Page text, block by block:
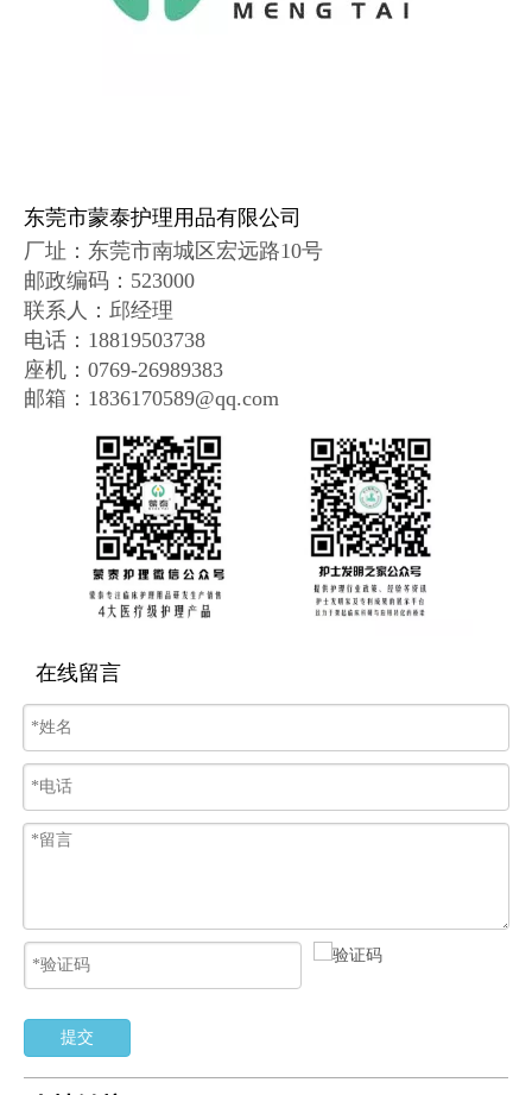
东莞市蒙泰护理用品有限公司
厂址： 东莞市南城区宏远路10号
邮政编码 ： 523000
联系人：邱经理
电话：18819503738
座机：0769-26989383
邮箱：1836170589@qq.com
在线留言
提交